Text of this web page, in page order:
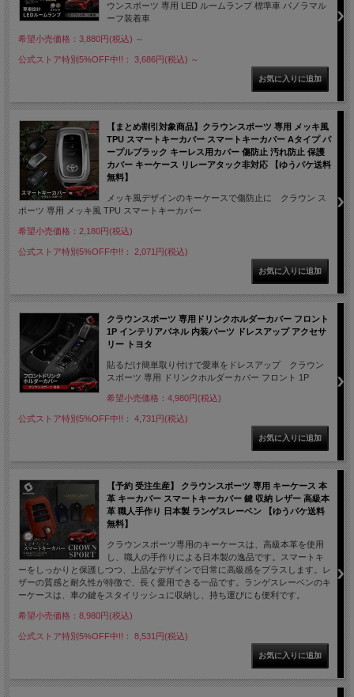
ウンスポーツ 専用 LED ルームランプ 標準車 パノラマル
ーフ装着車
希望小売価格：3,880円(税込) ～
公式ストア特別5%OFF中!!： 3,686円(税込) ～
【まとめ割引対象商品】クラウンスポーツ 専用 メッキ風
TPU スマートキーカバー スマートキーカバー Aタイプ パ
ープルブラック キーレス用カバー 傷防止 汚れ防止 保護
カバー キーケース リレーアタック非対応 【ゆうパケ送料
無料】
メッキ風デザインのキーケースで傷防止に クラウン ス
ポーツ 専用 メッキ風 TPU スマートキーカバー
希望小売価格：2,180円(税込)
公式ストア特別5%OFF中!!： 2,071円(税込)
クラウンスポーツ 専用ドリンクホルダーカバー フロント
1P インテリアパネル 内装パーツ ドレスアップ アクセサ
リー トヨタ
貼るだけ簡単取り付けで愛車をドレスアップ クラウン
スポーツ 専用 ドリンクホルダーカバー フロント 1P
希望小売価格：4,980円(税込)
公式ストア特別5%OFF中!!： 4,731円(税込)
【予約 受注生産】 クラウンスポーツ 専用 キーケース 本
革 キーカバー スマートキーカバー 鍵 収納 レザー 高級本
革 職人手作り 日本製 ランゲスレーベン 【ゆうパケ送料
無料】
クラウンスポーツ専用のキーケースは、高級本革を使用
し、職人の手作りによる日本製の逸品です。スマートキ
ーをしっかりと保護しつつ、上品なデザインで日常に高級感をプラスします。レ
ザーの質感と耐久性が特徴で、長く愛用できる一品です。ランゲスレーベンのキ
ーケースは、車の鍵をスタイリッシュに収納し、持ち運びにも便利です。
希望小売価格：8,980円(税込)
公式ストア特別5%OFF中!!： 8,531円(税込)